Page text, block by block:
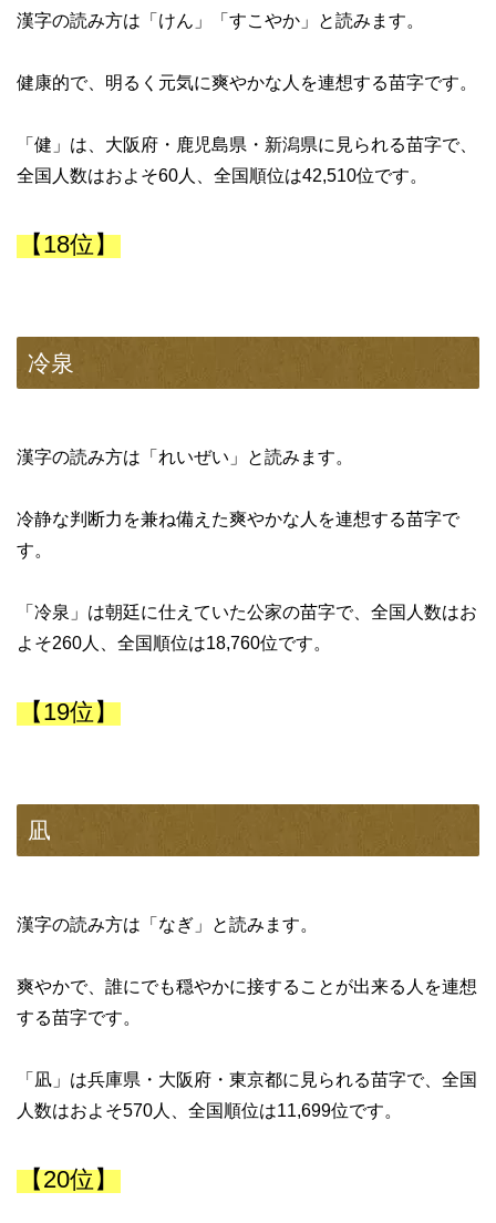
漢字の読み方は「けん」「すこやか」と読みます。
健康的で、明るく元気に爽やかな人を連想する苗字です。
「健」は、大阪府・鹿児島県・新潟県に見られる苗字で、
全国人数はおよそ60人、全国順位は42,510位です。
【18位】
冷泉
漢字の読み方は「れいぜい」と読みます。
冷静な判断力を兼ね備えた爽やかな人を連想する苗字で
す。
「冷泉」は朝廷に仕えていた公家の苗字で、全国人数はお
よそ260人、全国順位は18,760位です。
【19位】
凪
漢字の読み方は「なぎ」と読みます。
爽やかで、誰にでも穏やかに接することが出来る人を連想
する苗字です。
「凪」は兵庫県・大阪府・東京都に見られる苗字で、全国
人数はおよそ570人、全国順位は11,699位です。
【20位】